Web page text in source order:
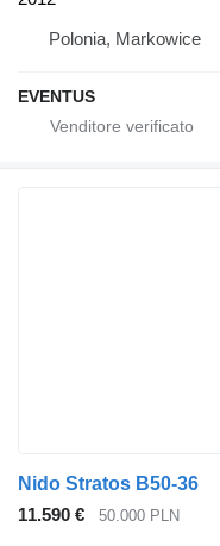
Polonia, Markowice
EVENTUS
Nido Stratos B50-36
11.590 €
50.000 PLN